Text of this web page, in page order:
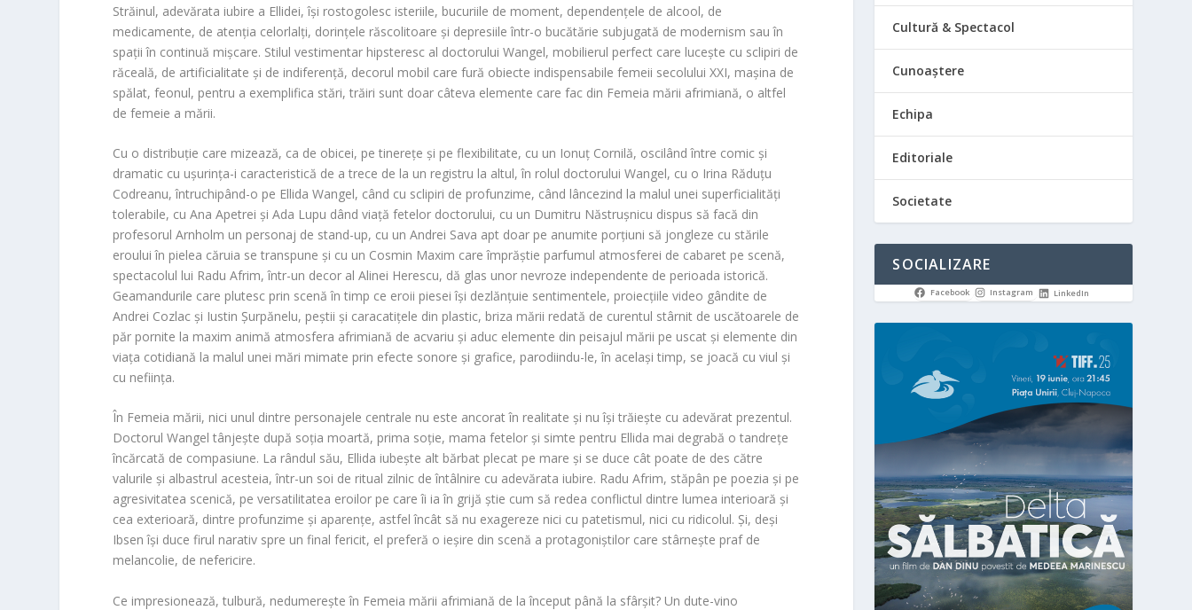
Străinul, adevărata iubire a Ellidei, își rostogolesc isteriile, bucuriile de moment, dependențele de alcool, de
medicamente, de atenția celorlalți, dorințele răscolitoare și depresiile într-o bucătărie subjugată de modernism sau în
spații în continuă mișcare. Stilul vestimentar hipsteresc al doctorului Wangel, mobilierul perfect care lucește cu sclipiri de
răceală, de artificialitate și de indiferență, decorul mobil care fură obiecte indispensabile femeii secolului XXI, mașina de
spălat, feonul, pentru a exemplifica stări, trăiri sunt doar câteva elemente care fac din Femeia mării afrimiană, o altfel
de femeie a mării.
Cu o distribuție care mizează, ca de obicei, pe tinerețe și pe flexibilitate, cu un Ionuț Cornilă, oscilând între comic și
dramatic cu ușurința-i caracteristică de a trece de la un registru la altul, în rolul doctorului Wangel, cu o Irina Răduțu
Codreanu, întruchipând-o pe Ellida Wangel, când cu sclipiri de profunzime, când lâncezind la malul unei superficialități
tolerabile, cu Ana Apetrei și Ada Lupu dând viață fetelor doctorului, cu un Dumitru Năstrușnicu dispus să facă din
profesorul Arnholm un personaj de stand-up, cu un Andrei Sava apt doar pe anumite porțiuni să jongleze cu stările
eroului în pielea căruia se transpune și cu un Cosmin Maxim care împrăștie parfumul atmosferei de cabaret pe scenă,
spectacolul lui Radu Afrim, într-un decor al Alinei Herescu, dă glas unor nevroze independente de perioada istorică.
Geamandurile care plutesc prin scenă în timp ce eroii piesei își dezlănțuie sentimentele, proiecțiile video gândite de
Andrei Cozlac și Iustin Șurpănelu, peștii și caracatițele din plastic, briza mării redată de curentul stârnit de uscătoarele de
păr pornite la maxim animă atmosfera afrimiană de acvariu și aduc elemente din peisajul mării pe uscat și elemente din
viața cotidiană la malul unei mări mimate prin efecte sonore și grafice, parodiindu-le, în același timp, se joacă cu viul și
cu neființa.
În Femeia mării, nici unul dintre personajele centrale nu este ancorat în realitate și nu își trăiește cu adevărat prezentul.
Doctorul Wangel tânjește după soția moartă, prima soție, mama fetelor și simte pentru Ellida mai degrabă o tandrețe
încărcată de compasiune. La rândul său, Ellida iubește alt bărbat plecat pe mare și se duce cât poate de des către
valurile și albastrul acesteia, într-un soi de ritual zilnic de întâlnire cu adevărata iubire. Radu Afrim, stăpân pe poezia și pe
agresivitatea scenică, pe versatilitatea eroilor pe care îi ia în grijă știe cum să redea conflictul dintre lumea interioară și
cea exterioară, dintre profunzime și aparențe, astfel încât să nu exagereze nici cu patetismul, nici cu ridicolul. Și, deși
Ibsen își duce firul narativ spre un final fericit, el preferă o ieșire din scenă a protagoniștilor care stârnește praf de
melancolie, de nefericire.
Ce impresionează, tulbură, nedumerește în Femeia mării afrimiană de la început până la sfârșit? Un dute-vino
Cultură & Spectacol
Cunoaștere
Echipa
Editoriale
Societate
SOCIALIZARE
Facebook Instagram LinkedIn